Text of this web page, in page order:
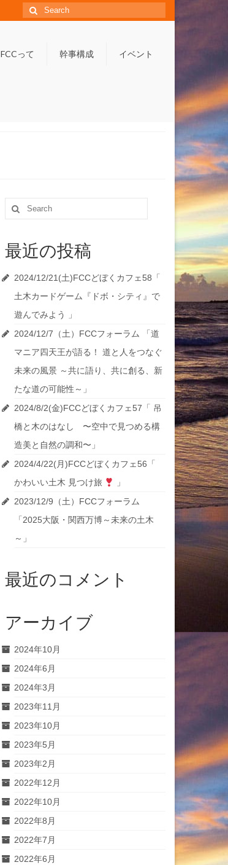
Search
for:
FCCって 幹事構成 イベント
Search
for:
最近の投稿
2024/12/21(土)FCCどぼくカフェ58「
土木カードゲーム『ドボ・シティ』で
遊んでみよう 」
2024/12/7（土）FCCフォーラム 「道
マニア四天王が語る！ 道と人をつなぐ
未来の風景 ～共に語り、共に創る、新
たな道の可能性～」
2024/8/2(金)FCCどぼくカフェ57「 吊
橋と木のはなし 〜空中で見つめる構
造美と自然の調和〜」
2024/4/22(月)FCCどぼくカフェ56「
かわいい土木 見つけ旅
」
2023/12/9（土）FCCフォーラム
「2025大阪・関西万博～未来の土木
～」
最近のコメント
アーカイブ
2024年10月
2024年6月
2024年3月
2023年11月
2023年10月
2023年5月
2023年2月
2022年12月
2022年10月
2022年8月
2022年7月
2022年6月